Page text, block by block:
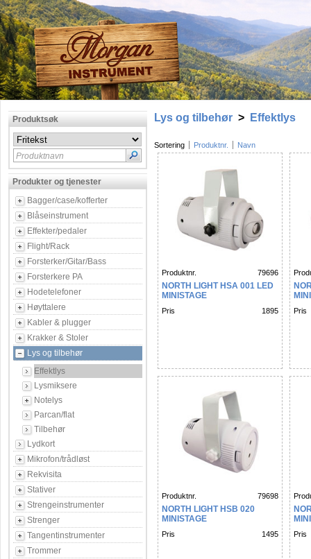
Produktsøk
Produktnavn
Produkter og tjenester
Bagger/case/kofferter
Blåseinstrument
Effekter/pedaler
Flight/Rack
Forsterker/Gitar/Bass
Forsterkere PA
Hodetelefoner
Høyttalere
Kabler & plugger
Krakker & Stoler
Lys og tilbehør
Effektlys
Lysmiksere
Notelys
Parcan/flat
Tilbehør
Lydkort
Mikrofon/trådløst
Rekvisita
Stativer
Strengeinstrumenter
Strenger
Tangentinstrumenter
Trommer
Lys og tilbehør > Effektlys
Sortering Produktnr. Navn
Produktnr. 79696
NORTH LIGHT HSA 001 LED
MINISTAGE
Pris 1895 Pris
Produktnr. 79698
NORTH LIGHT HSB 020
MINISTAGE
Pris 1495 Pris